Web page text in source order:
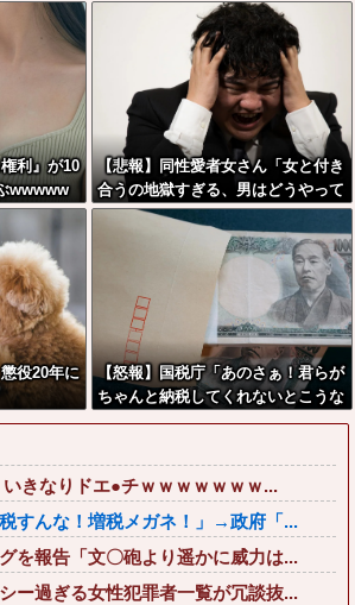
利』が10
wwwww
【悲報】同性愛者女さん「女と付き
合うの地獄すぎる、男はどうやって
耐えてんの？」←コレは同意せざる
役20年に
【怒報】国税庁「あのさぁ！君らが
ちゃんと納税してくれないとこうな
っちゃうけどどうする？！」←これ
いきなりドエ●チｗｗｗｗｗｗｗ...
すんな！増税メガネ！」→政府「...
を報告「文〇砲より遥かに威力は...
ー過ぎる女性犯罪者一覧が冗談抜...